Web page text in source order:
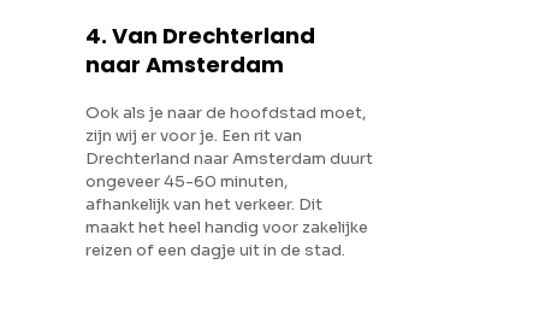
4. Van Drechterland
naar Amsterdam
Ook als je naar de hoofdstad moet,
zijn wij er voor je. Een rit van
Drechterland naar Amsterdam duurt
ongeveer 45-60 minuten,
afhankelijk van het verkeer. Dit
maakt het heel handig voor zakelijke
reizen of een dagje uit in de stad.